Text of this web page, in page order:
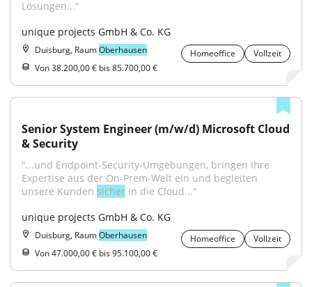
Lösungen..."
unique projects GmbH & Co. KG
Duisburg, RaumOberhausen Homeoffice
Vollzeit
Von 38.200,00 € bis 85.700,00 €
Senior System Engineer (m/w/d) Microsoft Cloud
& Security
"...und Endpoint-Security-Umgebungen, bringen Ihre
Expertise aus der On-Prem-Welt ein und begleiten
unsere Kunden sicher in die Cloud..."
unique projects GmbH & Co. KG
Duisburg, RaumOberhausen Homeoffice
Vollzeit
Von 47.000,00 € bis 95.100,00 €